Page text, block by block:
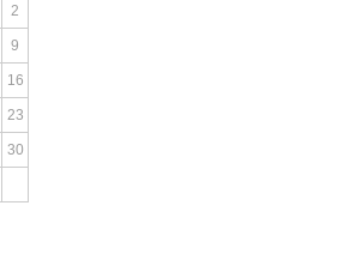
2
9
16
23
30